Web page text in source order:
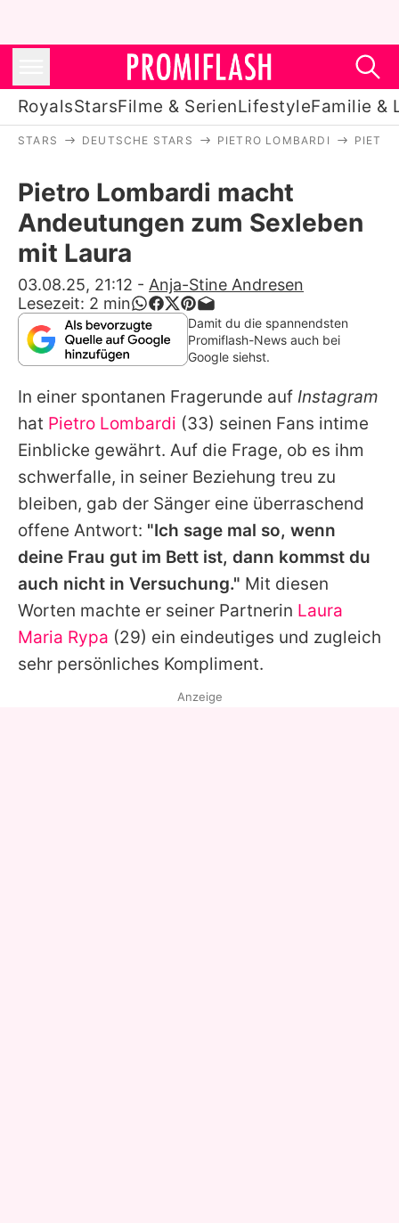
RoyalsStarsFilme & SerienLifestyleFamilie &
Stars
Filme & Serien
Lifestyle
Familie & Liebe
Promiflash Exklusiv
Alle Themen auf Promiflash
Jobs
App runterladen
Team
Redaktionelle Richtlinien
Impressum
Datenschutzerklärung
Nutzungsbedingungen
STARS DEUTSCHE STARS PIETRO LOMBARDI
Pietro Lombardi macht
Andeutungen zum Sexleben
mit Laura
03.08.25, 21:12 - Anja-Stine Andresen
Lesezeit: 2 min
Damit du die spannendsten
Promiflash-News auch bei
Google siehst.
In einer spontanen Fragerunde auf Instagram
hat Pietro Lombardi (33) seinen Fans intime
Einblicke gewährt. Auf die Frage, ob es ihm
schwerfalle, in seiner Beziehung treu zu
bleiben, gab der Sänger eine überraschend
offene Antwort: "Ich sage mal so, wenn
deine Frau gut im Bett ist, dann kommst du
auch nicht in Versuchung." Mit diesen
Worten machte er seiner Partnerin Laura
Maria Rypa (29) ein eindeutiges und zugleich
sehr persönliches Kompliment.
Anzeige